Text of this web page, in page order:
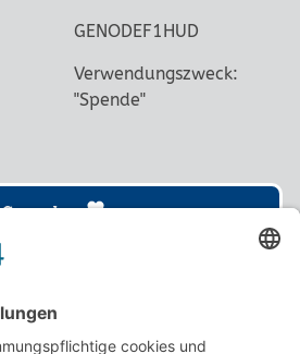
GENODEF1HUD
Verwendungszweck:
"Spende"
Spenden